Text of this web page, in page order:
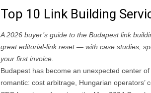
Top 10 Link Building
A 2026 buyer’s guide to the Budapest link
great editorial-link reset — with case studies,
your first invoice.
Budapest has become an unexpected center
romantic: cost arbitrage, Hungarian